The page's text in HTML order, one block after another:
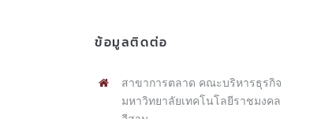
ข้อมูลติดต่อ
สาขาการตลาด คณะบริหารธุรกิจ
มหาวิทยาลัยเทคโนโลยีราชมงคล